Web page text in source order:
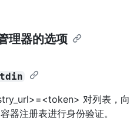
理器的选项
对列表，向
注册表进行身份验证。